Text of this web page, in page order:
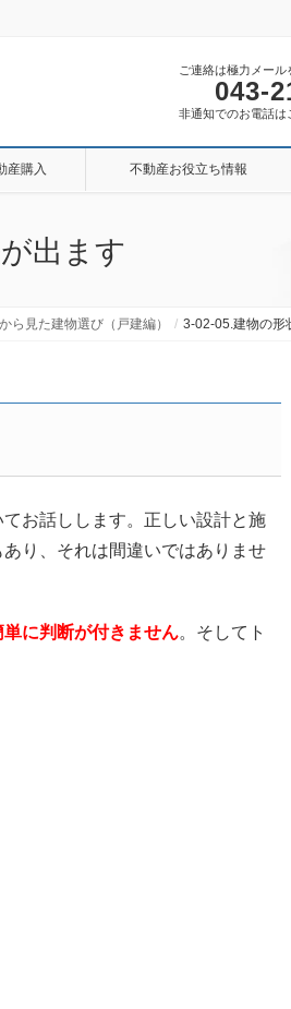
ご連絡は極力メー
043-
非通知でのお電話は
産購入 不動産お役立ち情報
出ます
ら見た建物選び（戸建編） 3-02-05.建物の形
お話しします。正しい設計と施
り、それは間違いではありませ
に判断が付きません。そしてト